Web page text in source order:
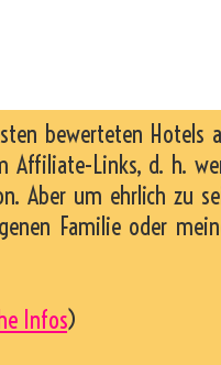
bewerteten Hotels
Affiliate-Links, d. h.
Aber um ehrlich zu
Familie oder
Infos)